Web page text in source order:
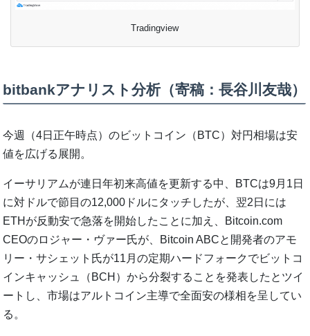
Tradingview
bitbankアナリスト分析（寄稿：長谷川友哉）
今週（4日正午時点）のビットコイン（BTC）対円相場は安
値を広げる展開。
イーサリアムが連日年初来高値を更新する中、BTCは9月1日
に対ドルで節目の12,000ドルにタッチしたが、翌2日には
ETHが反動安で急落を開始したことに加え、Bitcoin.com
CEOのロジャー・ヴァー氏が、Bitcoin ABCと開発者のアモ
リー・サシェット氏が11月の定期ハードフォークでビットコ
インキャッシュ（BCH）から分裂することを発表したとツイ
ートし、市場はアルトコイン主導で全面安の様相を呈してい
る。